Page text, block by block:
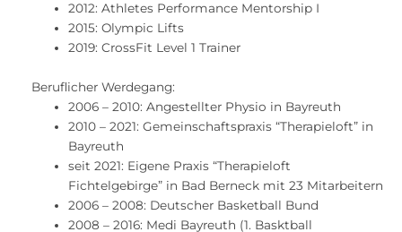
2012: Athletes Performance Mentorship I
2015: Olympic Lifts
2019: CrossFit Level 1 Trainer
Beruflicher Werdegang:
2006 – 2010: Angestellter Physio in Bayreuth
2010 – 2021: Gemeinschaftspraxis “Therapieloft” in
Bayreuth
seit 2021: Eigene Praxis “Therapieloft
Fichtelgebirge” in Bad Berneck mit 23 Mitarbeitern
2006 – 2008: Deutscher Basketball Bund
2008 – 2016: Medi Bayreuth (1. Basktball